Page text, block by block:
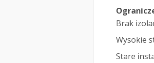
Brak
Wysokie
Stare